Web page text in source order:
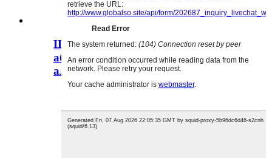
Шкляная бутэлька з коркам
аб'ёмам 750 мл, матавы чорны
алкаголь